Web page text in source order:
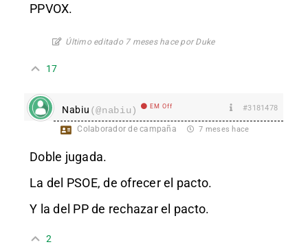
PPVOX.
Último editado 7 meses hace por Duke
17
Nabiu (@nabiu) EM Off #3181478
Colaborador de campaña 7 meses hace
Doble jugada.
La del PSOE, de ofrecer el pacto.
Y la del PP de rechazar el pacto.
2